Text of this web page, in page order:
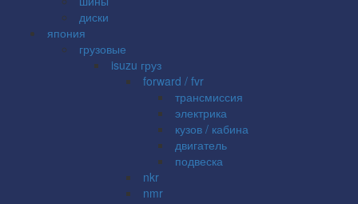
диски
япония
грузовые
isuzu груз
forward / fvr
трансмиссия
электрика
кузов / кабина
двигатель
подвеска
nkr
nmr